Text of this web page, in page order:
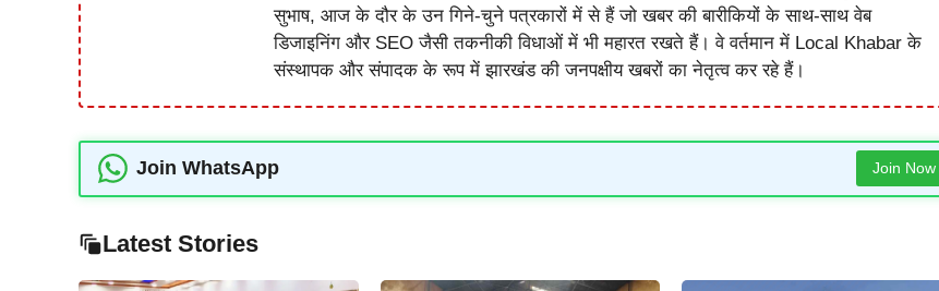
सुभाष, आज के दौर के उन गिने-चुने पत्रकारों में से हैं जो खबर की बारीकियों के साथ-साथ वेब
डिजाइनिंग और SEO जैसी तकनीकी विधाओं में भी महारत रखते हैं। वे वर्तमान में Local Khabar के
संस्थापक और संपादक के रूप में झारखंड की जनपक्षीय खबरों का नेतृत्व कर रहे हैं।
Join WhatsApp Join Now
Latest Stories